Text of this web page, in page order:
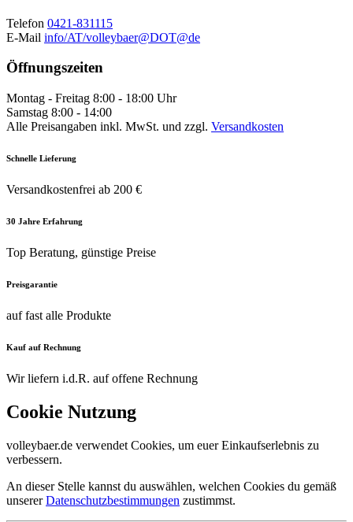
Telefon 0421-831115
E-Mail info/AT/volleybaer@DOT@de
Öffnungszeiten
Montag - Freitag 8:00 - 18:00 Uhr
Samstag 8:00 - 14:00
Alle Preisangaben inkl. MwSt. und zzgl. Versandkosten
Schnelle Lieferung
Versandkostenfrei ab 200 €
30 Jahre Erfahrung
Top Beratung, günstige Preise
Preisgarantie
auf fast alle Produkte
Kauf auf Rechnung
Wir liefern i.d.R. auf offene Rechnung
Cookie Nutzung
volleybaer.de verwendet Cookies, um euer Einkaufserlebnis zu
verbessern.
An dieser Stelle kannst du auswählen, welchen Cookies du gemäß
unsererDatenschutzbestimmungen zustimmst.